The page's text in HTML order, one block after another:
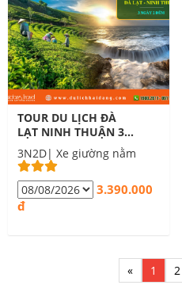
TOUR DU LỊCH ĐÀ
LẠT NINH THUẬN 3
NGÀY 2 ĐÊM
3N2D| Xe giường nằm
3.390.000
đ
« 1 2